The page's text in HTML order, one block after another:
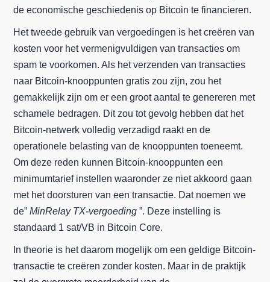
de economische geschiedenis op Bitcoin te financieren.
Het tweede gebruik van vergoedingen is het creëren van
kosten voor het vermenigvuldigen van transacties om
spam te voorkomen. Als het verzenden van transacties
naar Bitcoin-knooppunten gratis zou zijn, zou het
gemakkelijk zijn om er een groot aantal te genereren met
schamele bedragen. Dit zou tot gevolg hebben dat het
Bitcoin-netwerk volledig verzadigd raakt en de
operationele belasting van de knooppunten toeneemt.
Om deze reden kunnen Bitcoin-knooppunten een
minimumtarief instellen waaronder ze niet akkoord gaan
met het doorsturen van een transactie. Dat noemen we
de”MinRelay TX-vergoeding”. Deze instelling is
standaard 1 sat/VB in Bitcoin Core.
In theorie is het daarom mogelijk om een geldige Bitcoin-
transactie te creëren zonder kosten. Maar in de praktijk